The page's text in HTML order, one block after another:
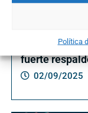
Política
Privia Health
fuerte
02/09/2025